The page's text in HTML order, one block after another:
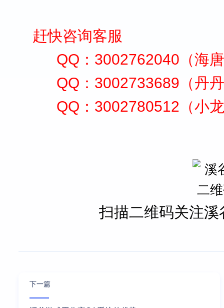
赶快咨询客服
QQ：3002762040（海
QQ：3002733689（丹
QQ：3002780512（小
扫描二维码关注
下一篇